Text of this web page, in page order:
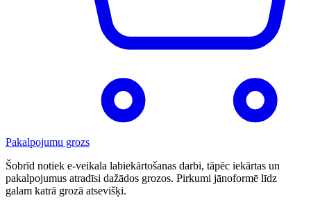
Pakalpojumu grozs
Šobrīd notiek e-veikala labiekārtošanas darbi, tāpēc iekārtas un
pakalpojumus atradīsi dažādos grozos. Pirkumi jānoformē līdz
galam katrā grozā atsevišķi.